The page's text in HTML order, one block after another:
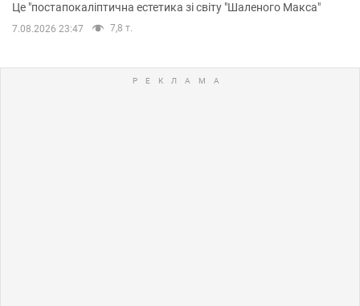
Це "постапокаліптична естетика зі світу "Шаленого Макса"
7.08.2026 23:47 7,8 т.